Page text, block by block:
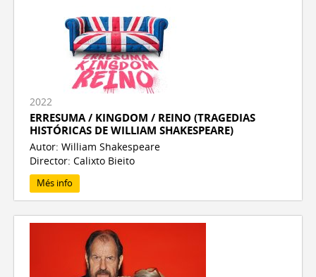
2022
ERRESUMA / KINGDOM / REINO (TRAGEDIAS
HISTÓRICAS DE WILLIAM SHAKESPEARE)
Autor: William Shakespeare
Director: Calixto Bieito
Més info